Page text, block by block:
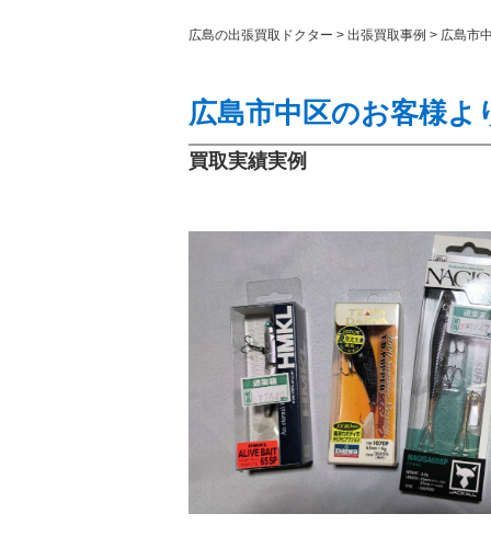
広島の出張買取ドクター > 出張買取事例 > 広島市
広島市中区のお客様
買取実績実例